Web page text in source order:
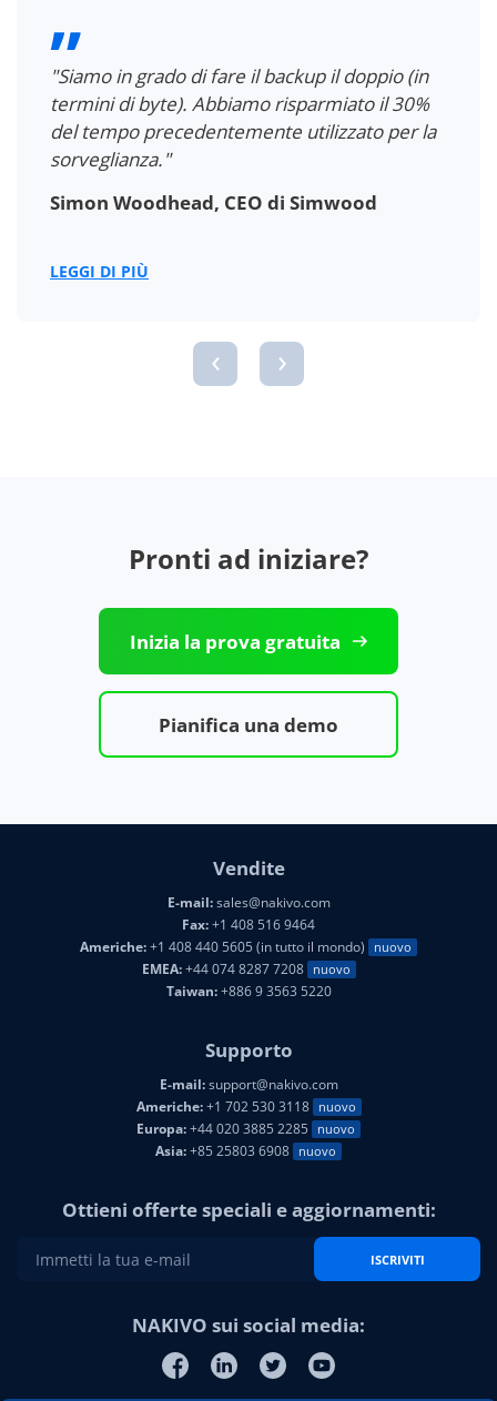
"Siamo in grado di fare il backup il doppio (in
termini di byte). Abbiamo risparmiato il 30%
del tempo precedentemente utilizzato per la
sorveglianza."
Simon Woodhead, CEO di Simwood
LEGGI DI PIÙ
‹ ›
Pronti ad iniziare?
Inizia la prova gratuita
Pianifica una demo
Vendite
E-mail:sales@nakivo.com
Fax:+1 408 516 9464
Americhe:+1 408 440 5605 (in tutto il mondo) nuovo
EMEA:+44 074 8287 7208 nuovo
Taiwan:+886 9 3563 5220
Supporto
E-mail:support@nakivo.com
Americhe:+1 702 530 3118 nuovo
Europa:+44 020 3885 2285 nuovo
Asia:+85 25803 6908 nuovo
Ottieni offerte speciali e aggiornamenti:
ISCRIVITI
NAKIVO sui social media: